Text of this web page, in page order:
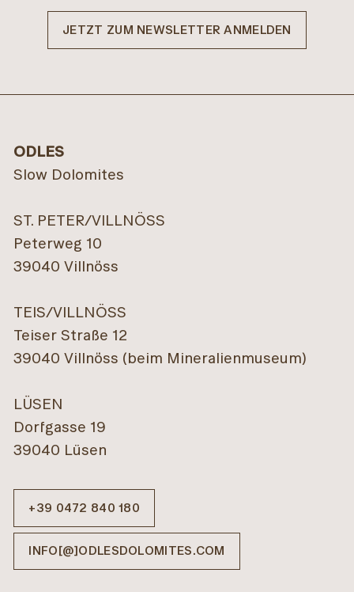
JETZT ZUM NEWSLETTER ANMELDEN
ODLES
Slow Dolomites
ST. PETER/VILLNÖSS
Peterweg 10
39040 Villnöss
TEIS/VILLNÖSS
Teiser Straße 12
39040 Villnöss (beim Mineralienmuseum)
LÜSEN
Dorfgasse 19
39040 Lüsen
+39 0472 840 180
INFO[@]ODLESDOLOMITES.COM